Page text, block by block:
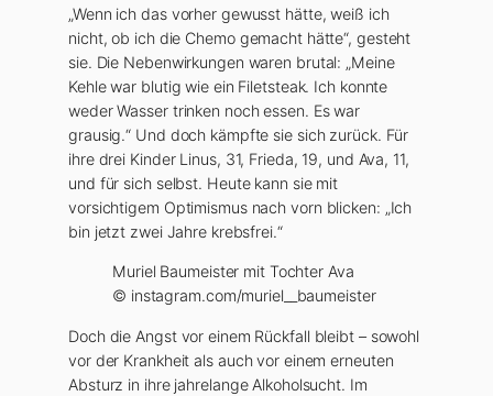
„Wenn ich das vorher gewusst hätte, weiß ich
nicht, ob ich die Chemo gemacht hätte“, gesteht
sie. Die Nebenwirkungen waren brutal: „Meine
Kehle war blutig wie ein Filetsteak. Ich konnte
weder Wasser trinken noch essen. Es war
grausig.“ Und doch kämpfte sie sich zurück. Für
ihre drei Kinder Linus, 31, Frieda, 19, und Ava, 11,
und für sich selbst. Heute kann sie mit
vorsichtigem Optimismus nach vorn blicken: „Ich
bin jetzt zwei Jahre krebsfrei.“
Muriel Baumeister mit Tochter Ava
© instagram.com/muriel__baumeister
Doch die Angst vor einem Rückfall bleibt – sowohl
vor der Krankheit als auch vor einem erneuten
Absturz in ihre jahrelange Alkoholsucht. Im